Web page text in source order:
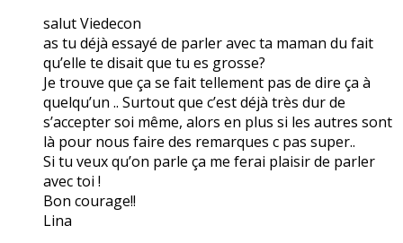
salut Viedecon
as tu déjà essayé de parler avec ta maman du fait
qu’elle te disait que tu es grosse?
Je trouve que ça se fait tellement pas de dire ça à
quelqu’un .. Surtout que c’est déjà très dur de
s’accepter soi même, alors en plus si les autres sont
là pour nous faire des remarques c pas super..
Si tu veux qu’on parle ça me ferai plaisir de parler
avec toi !
Bon courage!!
Lina